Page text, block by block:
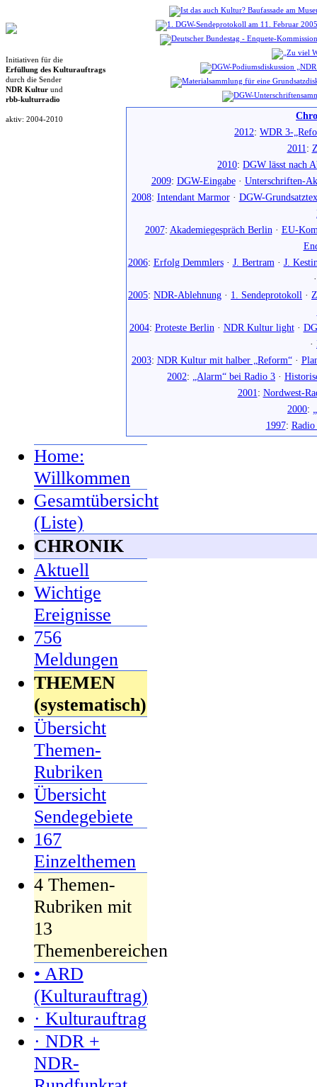
Initiativen für die
Erfüllung des Kulturauftrags
durch die Sender
NDR Kultur und
rbb-kulturradio
aktiv: 2004-2010
2012: WDR 3-
2011:
2010: DGW lässt nach
2009: DGW-Eingabe· Unterschriften-
2008: Intendant Marmor· DGW-
2007: Akademiegespräch Berlin · EU-
2006: Erfolg Demmlers· J. Bertram · J.
2005: NDR-Ablehnung · 1. Sendeprotokoll ·
2004: Proteste Berlin · NDR Kultur light·
·
2003: NDR Kultur mit halber „Reform“·
2002: „Alarm“ bei Radio 3 ·
2001: Nordwest-
2000:
1997:
Home:
Willkommen
Gesamtübersicht
(Liste)
CHRONIK
Aktuell
Wichtige
Ereignisse
756
Meldungen
THEMEN
(systematisch)
Übersicht
Themen-
Rubriken
Übersicht
Sendegebiete
167
Einzelthemen
4 Themen-
Rubriken mit
13
Themenbereichen
• ARD
(Kulturauftrag)
· Kulturauftrag
· NDR +
NDR-